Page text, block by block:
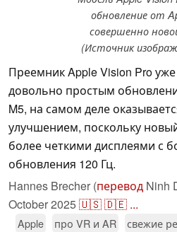
обновление от
совершенно
(Источник
Преемник Apple Vision Pro
довольно простым
M5, на самом деле
улучшением, поскольку
более четкими дисплеями с
обновления 120 Гц.
Hannes Brecher (перевод Ninh
October 2025🇺🇸🇩🇪 ...
Apple про VR и AR свежие